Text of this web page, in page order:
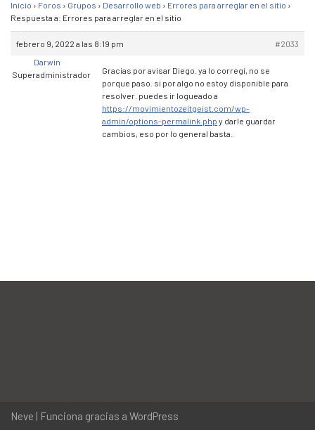
Inicio › Foros › Grupos › Desarrollo web › Errores para arreglar en el sitio ›
Respuesta a: Errores para arreglar en el sitio
febrero 9, 2022 a las 8:19 pm
#2033
Darwin
Superadministrador
Gracias por avisar Diego. ya lo corregí, no se
porque paso. si por algo no estoy disponible para
resolver. puedes ir logueado a
https://movimientozeitgeist.com/wp-
admin/options-permalink.php y darle guardar
cambios, eso por lo general basta.
Neve | Funciona gracias a WordPress